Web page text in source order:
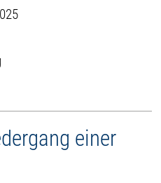
einer